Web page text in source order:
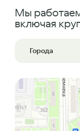
Мы
включая
Города